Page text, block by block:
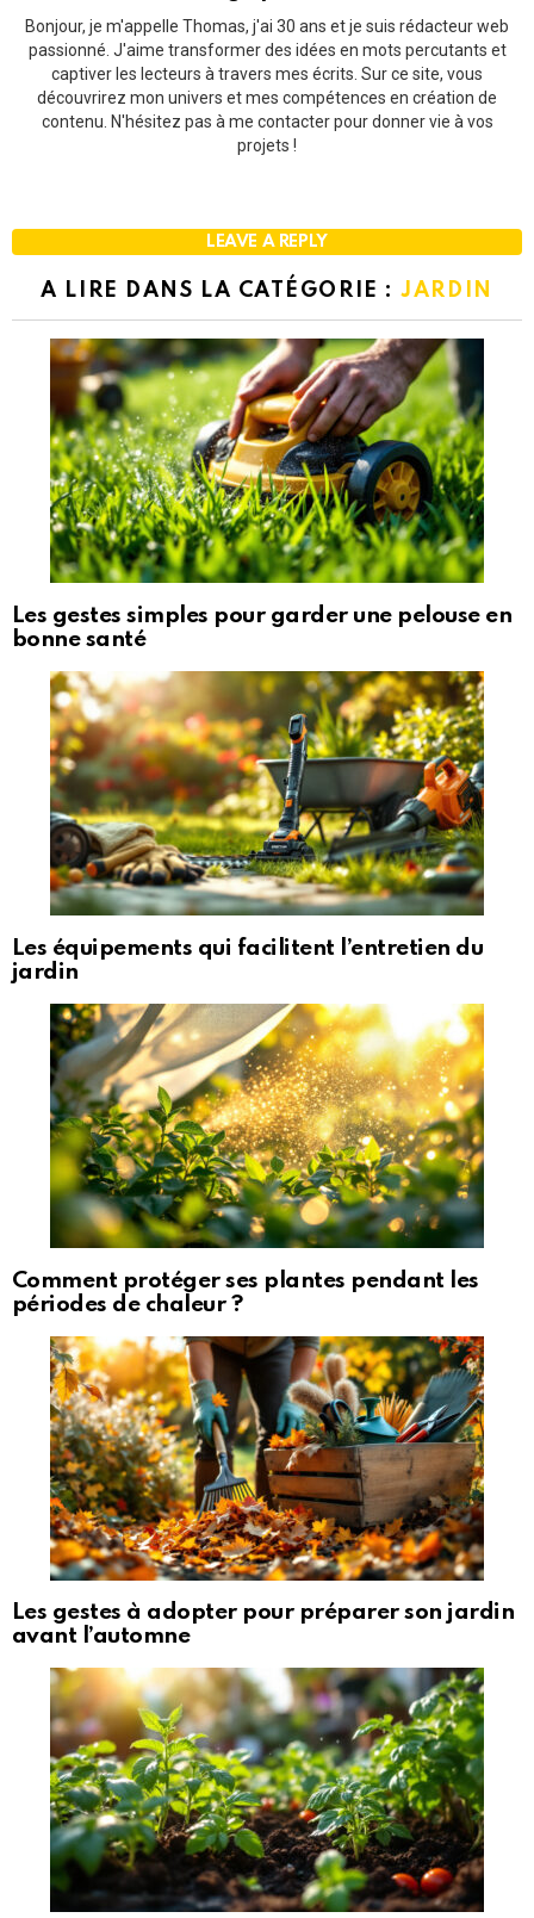
Bonjour, je m'appelle Thomas, j'ai 30 ans et je suis rédacteur web
passionné. J'aime transformer des idées en mots percutants et
captiver les lecteurs à travers mes écrits. Sur ce site, vous
découvrirez mon univers et mes compétences en création de
contenu. N'hésitez pas à me contacter pour donner vie à vos
projets !
LEAVE A REPLY
A LIRE DANS LA CATÉGORIE :JARDIN
Les gestes simples pour garder une pelouse en
bonne santé
Les équipements qui facilitent l’entretien du
jardin
Comment protéger ses plantes pendant les
périodes de chaleur ?
Les gestes à adopter pour préparer son jardin
avant l’automne